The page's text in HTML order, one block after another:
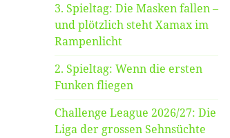
3. Spieltag: Die Masken fallen –
und plötzlich steht Xamax im
Rampenlicht
2. Spieltag: Wenn die ersten
Funken fliegen
Challenge League 2026/27: Die
Liga der grossen Sehnsüchte